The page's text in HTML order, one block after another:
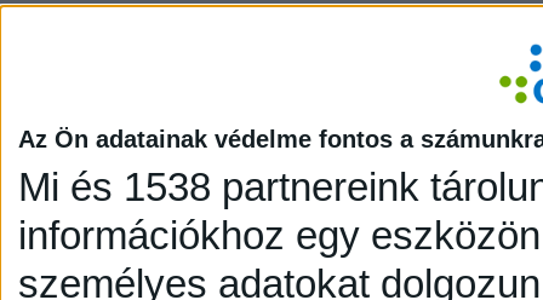
Az Ön adatainak védelme fontos a
Mi és 1538 partnereink
információkhoz egy
személyes adatokat